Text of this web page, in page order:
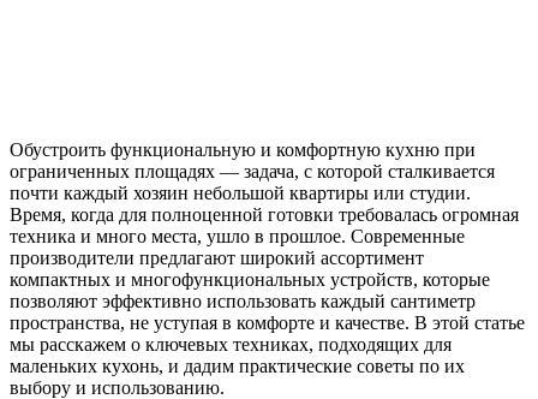
Обустроить функциональную и комфортную кухню при
ограниченных площадях — задача, с которой сталкивается
почти каждый хозяин небольшой квартиры или студии.
Время, когда для полноценной готовки требовалась огромная
техника и много места, ушло в прошлое. Современные
производители предлагают широкий ассортимент
компактных и многофункциональных устройств, которые
позволяют эффективно использовать каждый сантиметр
пространства, не уступая в комфорте и качестве. В этой статье
мы расскажем о ключевых техниках, подходящих для
маленьких кухонь, и дадим практические советы по их
выбору и использованию.